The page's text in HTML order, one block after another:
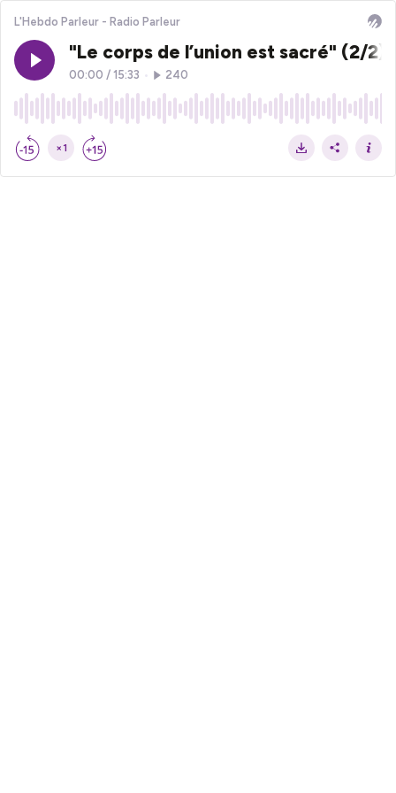
L'Hebdo Parleur - Radio Parleur
"Le corps de l’union est sacré" (2/2)
00:00 / 15:33 240
×1